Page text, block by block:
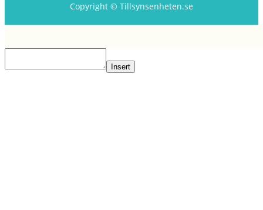
Copyright © Tillsynsenheten.se
Insert